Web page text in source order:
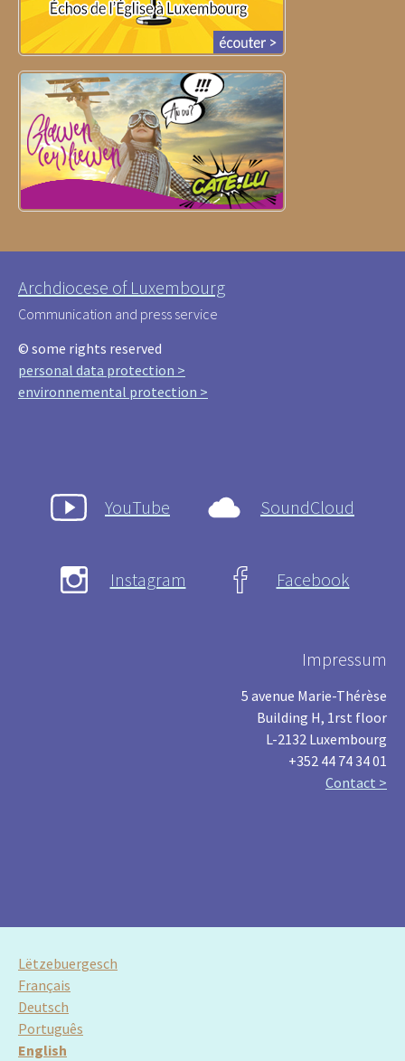
Archdiocese of Luxembourg
Communication and press service
© some rights reserved
personal data protection >
environnemental protection >
YouTube SoundCloud
Instagram Facebook
Impressum
5 avenue Marie-Thérèse
Building H, 1rst floor
L-2132 Luxembourg
+352 44 74 34 01
Contact >
Lëtzebuergesch
Français
Deutsch
Português
English